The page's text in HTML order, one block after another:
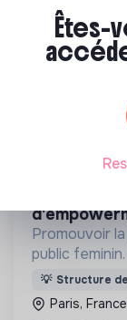
EN SELLE
Promouvoir
public
(re)prendre
leur corps à
💡 Structure de
Paris, France
Êtes-